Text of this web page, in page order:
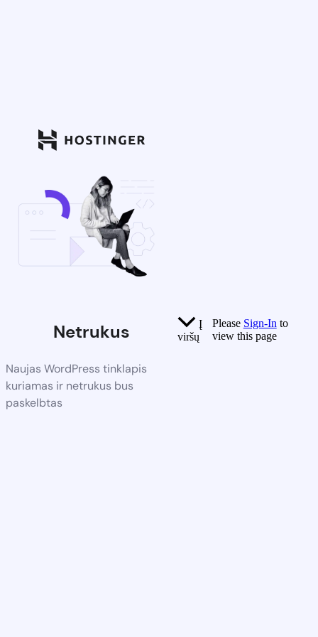
Netrukus
Naujas WordPress tinklapis
kuriamas ir netrukus bus
paskelbtas
Į
viršų
Please Sign-In to
view this page